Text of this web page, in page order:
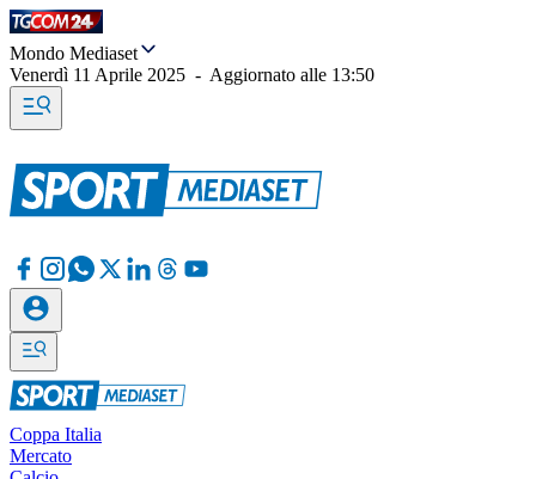
Mondo Mediaset
Venerdì 11 Aprile 2025 - Aggiornato alle 13:50
Coppa Italia
Mercato